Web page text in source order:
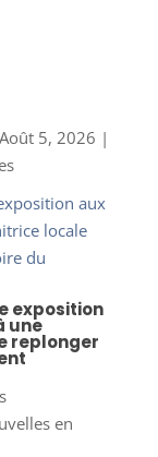
Août 5, 2026 |
exposition
une
replonger
en